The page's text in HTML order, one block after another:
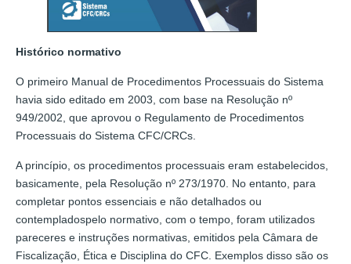
Histórico normativo
O primeiro Manual de Procedimentos Processuais do Sistema
havia sido editado em 2003, com base na Resolução nº
949/2002, que aprovou o Regulamento de Procedimentos
Processuais do Sistema CFC/CRCs.
A princípio, os procedimentos processuais eram estabelecidos,
basicamente, pela Resolução nº 273/1970. No entanto, para
completar pontos essenciais e não detalhados ou
contempladospelo normativo, com o tempo, foram utilizados
pareceres e instruções normativas, emitidos pela Câmara de
Fiscalização, Ética e Disciplina do CFC. Exemplos disso são os